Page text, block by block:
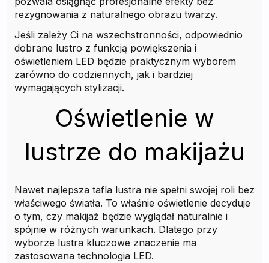
rezygnowania z naturalnego obrazu twarzy.
Jeśli zależy Ci na wszechstronności, odpowiednio
dobrane lustro z funkcją powiększenia i
oświetleniem LED będzie praktycznym wyborem
zarówno do codziennych, jak i bardziej
wymagających stylizacji.
Oświetlenie w
lustrze do makijażu
Nawet najlepsza tafla lustra nie spełni swojej roli bez
właściwego światła. To właśnie oświetlenie decyduje
o tym, czy makijaż będzie wyglądał naturalnie i
spójnie w różnych warunkach. Dlatego przy
wyborze lustra kluczowe znaczenie ma
zastosowana technologia LED.